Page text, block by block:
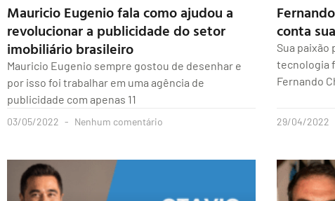
Mauricio Eugenio fala como ajudou a
revolucionar a publicidade do setor
imobiliário brasileiro
Mauricio Eugenio sempre gostou de desenhar e
por isso foi trabalhar em uma agência de
publicidade com apenas 11
03/05/2022 Nenhum comentário
conta
Sua paixão
tecnologia
Fernando
29/04/2022